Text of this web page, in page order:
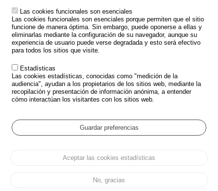
TRATAMIENTO DE DATOS PERSONALES PROCEDENTES DE
ACCIDENTES DE TRÁFICO
ESTUDIOS
CONVOCATORIA DE PROYECTOS DE ESTUDIOS
POLÍTICA DE SEGURIDAD VIAL
Outils
EVENTOS
GLOSARIO
Cookie settings
Protección de datos y CookiesAdministrar las cookies
Las cookies funcionales son esenciales
Las cookies funcionales son esenciales porque permiten que el sitio
funcione de manera óptima. Sin embargo, puede oponerse a ellas y
eliminarlas mediante la configuración de su navegador, aunque su
experiencia de usuario puede verse degradada y esto será efectivo
para todos los sitios que visite.
Estadísticas
Las cookies estadísticas, conocidas como "medición de la
audiencia", ayudan a los propietarios de los sitios web, mediante la
recopilación y presentación de información anónima, a entender
cómo interactúan los visitantes con los sitios web.
Guardar preferencias
Aceptar las cookies estadísticas
No, gracias